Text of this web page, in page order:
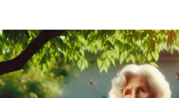
VENDA
DE
IMÓVEIS?